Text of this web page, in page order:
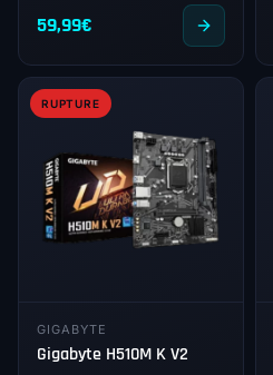
59,99€
RUPTURE
GIGABYTE
Gigabyte H510M K V2